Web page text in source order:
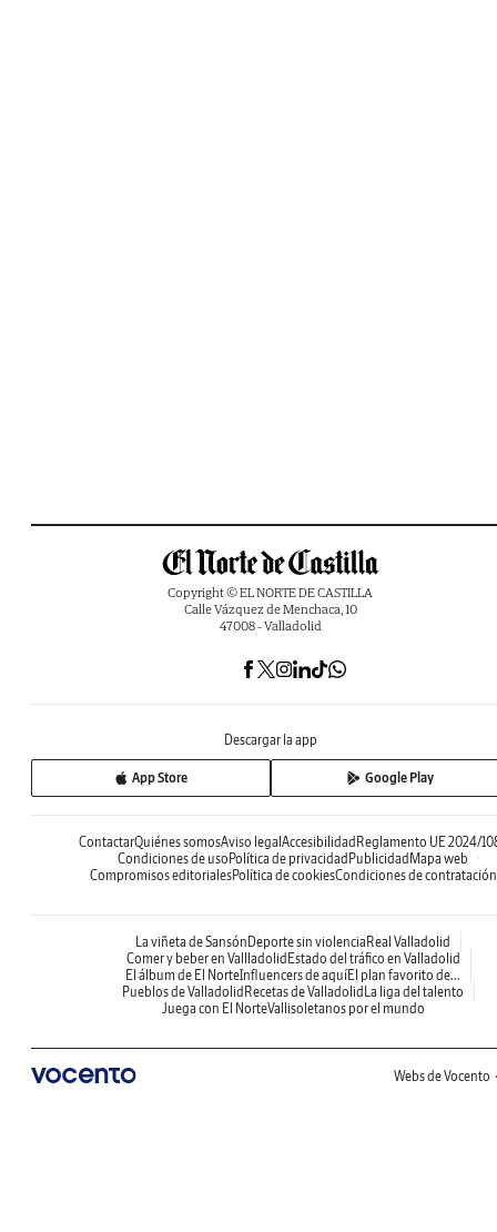
Copyright © EL NORTE DE CASTILLA
Calle Vázquez de Menchaca, 10
47008 - Valladolid
Descargar la app
App Store Google Play
ContactarQuiénes somosAviso legalAccesibilidadReglamento UE 2024/
Condiciones de usoPolítica de privacidadPublicidadMapa web
Compromisos editorialesPolítica de cookiesCondiciones de contratación
La viñeta de SansónDeporte sin violenciaReal Valladolid
Comer y beber en VallladolidEstado del tráfico en Valladolid
El álbum de El NorteInfluencers de aquíEl plan favorito de...
Pueblos de ValladolidRecetas de ValladolidLa liga del talento
Juega con El NorteVallisoletanos por el mundo
Webs de Vocento